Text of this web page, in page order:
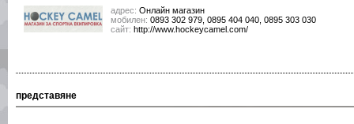
адрес: Онлайн магазин
мобилен: 0893 302 979, 0895 404 040, 0895 303 030
сайт: http://www.hockeycamel.com/
представяне